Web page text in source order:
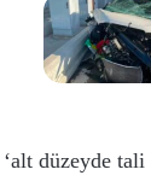
düzeyde